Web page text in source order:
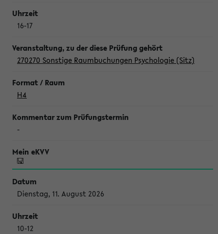
16-17
270270 Sonstige Raumbuchungen Psychologie (Sitz)
H4
-
Dienstag, 11. August 2026
10-12